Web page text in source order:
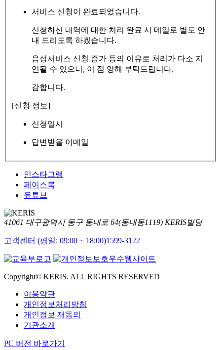
서비스 신청이 완료되었습니다.
신청하신 내역에 대한 처리 완료 시 메일로 별도 안
내 드리도록 하겠습니다.
음성서비스 신청 증가 등의 이유로 처리가 다소 지
연될 수 있으니, 이 점 양해 부탁드립니다.
감합니다.
[신청 정보]
신청일시
답변받을 이메일
인스타그램
페이스북
유튜브
41061 대구광역시 동구 동내로 64(동내동1119) KERIS빌딩
고객센터 (평일: 09:00 ~ 18:00)1599-3122
Copyright© KERIS. ALL RIGHTS RESERVED
이용약관
개인정보처리방침
개인정보 재동의
기관소개
PC 버전 바로가기